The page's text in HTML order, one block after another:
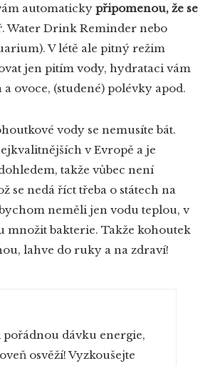
automaticky připomenou, že se
Water Drink Reminder nebo
V létě ale pitný režim
jen pitím vody, hydrataci vám
ovoce, (studené) polévky apod.
vody se nemusíte bát.
v Evropě a je
takže vůbec není
se nedá říct třeba o státech na
neměli jen vodu teplou, v
množit bakterie. Takže kohoutek
lahve do ruky a na zdraví!
pořádnou dávku energie,
osvěží! Vyzkoušejte